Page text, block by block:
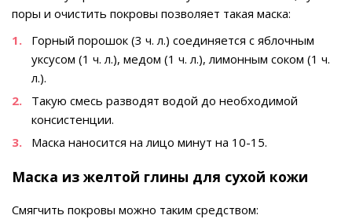
поры и очистить покровы позволяет такая маска:
Горный порошок (3 ч. л.) соединяется с яблочным
уксусом (1 ч. л.), медом (1 ч. л.), лимонным соком (1 ч.
л.).
Такую смесь разводят водой до необходимой
консистенции.
Маска наносится на лицо минут на 10-15.
Маска из желтой глины для сухой кожи
Смягчить покровы можно таким средством: